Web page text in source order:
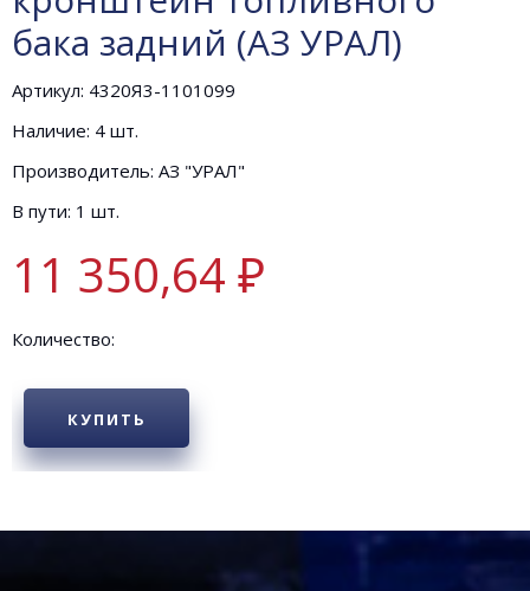
бака задний (АЗ УРАЛ)
Артикул: 4320Я3-1101099
Наличие: 4 шт.
Производитель: АЗ "УРАЛ"
В пути: 1 шт.
11 350,64 ₽
Количество:
КУПИТЬ